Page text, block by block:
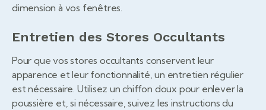
dimension à vos fenêtres.
Entretien des Stores Occultants
Pour que vos stores occultants conservent leur
apparence et leur fonctionnalité, un entretien régulier
est nécessaire. Utilisez un chiffon doux pour enlever la
poussière et, si nécessaire, suivez les instructions du